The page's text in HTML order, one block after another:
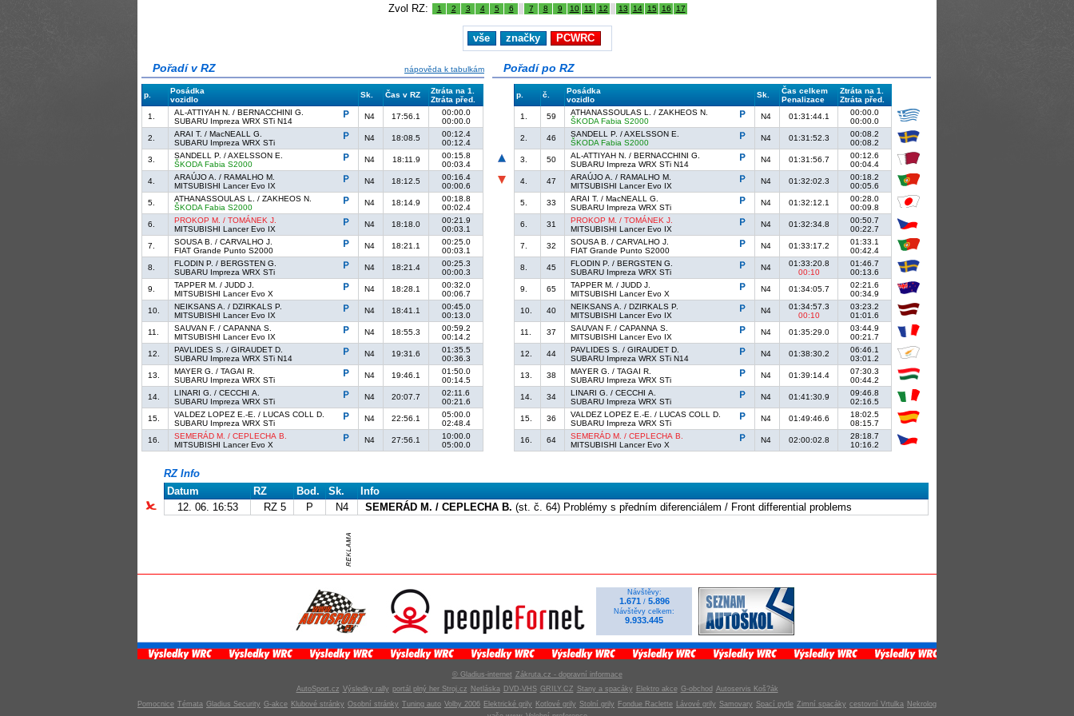
Zvol RZ: 1 2 3 4 5 6 7 8 9 10 11 12 13 14 15 16 17
vše značky PCWRC
Pořadí v RZ nápověda k tabulkám
p.
Posádka
vozidlo
Sk. Čas v RZ
Ztráta na 1.
Ztráta před.
1.
AL-ATTIYAH N. / BERNACCHINI G.
SUBARU Impreza WRX STi N14
N4 17:56.1
00:00.0
00:00.0
2.
ARAI T. / MacNEALL G.
SUBARU Impreza WRX STi
N4 18:08.5
00:12.4
00:12.4
3.
SANDELL P. / AXELSSON E.
ŠKODA Fabia S2000
N4 18:11.9
00:15.8
00:03.4
4.
ARAÚJO A. / RAMALHO M.
MITSUBISHI Lancer Evo IX
N4 18:12.5
00:16.4
00:00.6
5.
ATHANASSOULAS L. / ZAKHEOS N.
ŠKODA Fabia S2000
N4 18:14.9
00:18.8
00:02.4
6.
PROKOP M. / TOMÁNEK J.
MITSUBISHI Lancer Evo IX
N4 18:18.0
00:21.9
00:03.1
7.
SOUSA B. / CARVALHO J.
FIAT Grande Punto S2000
N4 18:21.1
00:25.0
00:03.1
8.
FLODIN P. / BERGSTEN G.
SUBARU Impreza WRX STi
N4 18:21.4
00:25.3
00:00.3
9.
TAPPER M. / JUDD J.
MITSUBISHI Lancer Evo X
N4 18:28.1
00:32.0
00:06.7
10.
NEIKSANS A. / DZIRKALS P.
MITSUBISHI Lancer Evo IX
N4 18:41.1
00:45.0
00:13.0
11.
SAUVAN F. / CAPANNA S.
MITSUBISHI Lancer Evo IX
N4 18:55.3
00:59.2
00:14.2
12.
PAVLIDES S. / GIRAUDET D.
SUBARU Impreza WRX STi N14
N4 19:31.6
01:35.5
00:36.3
13.
MAYER G. / TAGAI R.
SUBARU Impreza WRX STi
N4 19:46.1
01:50.0
00:14.5
14.
LINARI G. / CECCHI A.
SUBARU Impreza WRX STi
N4 20:07.7
02:11.6
00:21.6
15.
VALDEZ LOPEZ E.-E. / LUCAS COLL D.
SUBARU Impreza WRX STi
N4 22:56.1
05:00.0
02:48.4
16.
SEMERÁD M. / CEPLECHA B.
MITSUBISHI Lancer Evo X
N4 27:56.1
10:00.0
05:00.0
Pořadí po RZ
p. č.
Posádka
vozidlo
Sk.
Čas celkem
Penalizace
Ztráta na 1.
Ztráta před.
1.
59
ATHANASSOULAS L. / ZAKHEOS N.
ŠKODA Fabia S2000
N4 01:31:44.1
00:00.0
00:00.0
2.
46
SANDELL P. / AXELSSON E.
ŠKODA Fabia S2000
N4 01:31:52.3
00:08.2
00:08.2
3.
50
AL-ATTIYAH N. / BERNACCHINI G.
SUBARU Impreza WRX STi N14
N4 01:31:56.7
00:12.6
00:04.4
4.
47
ARAÚJO A. / RAMALHO M.
MITSUBISHI Lancer Evo IX
N4 01:32:02.3
00:18.2
00:05.6
5.
33
ARAI T. / MacNEALL G.
SUBARU Impreza WRX STi
N4 01:32:12.1
00:28.0
00:09.8
6.
31
PROKOP M. / TOMÁNEK J.
MITSUBISHI Lancer Evo IX
N4 01:32:34.8
00:50.7
00:22.7
7.
32
SOUSA B. / CARVALHO J.
FIAT Grande Punto S2000
N4 01:33:17.2
01:33.1
00:42.4
8.
45
FLODIN P. / BERGSTEN G.
SUBARU Impreza WRX STi
N4
01:33:20.8
00:10
01:46.7
00:13.6
9.
65
TAPPER M. / JUDD J.
MITSUBISHI Lancer Evo X
N4 01:34:05.7
02:21.6
00:34.9
10.
40
NEIKSANS A. / DZIRKALS P.
MITSUBISHI Lancer Evo IX
N4
01:34:57.3
00:10
03:23.2
01:01.6
11.
37
SAUVAN F. / CAPANNA S.
MITSUBISHI Lancer Evo IX
N4 01:35:29.0
03:44.9
00:21.7
12.
44
PAVLIDES S. / GIRAUDET D.
SUBARU Impreza WRX STi N14
N4 01:38:30.2
06:46.1
03:01.2
13.
38
MAYER G. / TAGAI R.
SUBARU Impreza WRX STi
N4 01:39:14.4
07:30.3
00:44.2
14.
34
LINARI G. / CECCHI A.
SUBARU Impreza WRX STi
N4 01:41:30.9
09:46.8
02:16.5
15.
36
VALDEZ LOPEZ E.-E. / LUCAS COLL D.
SUBARU Impreza WRX STi
N4 01:49:46.6
18:02.5
08:15.7
16.
64
SEMERÁD M. / CEPLECHA B.
MITSUBISHI Lancer Evo X
N4 02:00:02.8
28:18.7
10:16.2
RZ Info
Datum
RZ Bod. Sk.
Info
12. 06. 16:53
RZ 5 P N4 SEMERÁD M. / CEPLECHA B. (st. č. 64) Problémy s předním diferenciálem / Front differential problems
Návštěvy:
1.671 / 5.896
Návštěvy celkem:
9.933.445
© Gladius-internet Zákruta.cz - dopravní informace
AutoSport.cz Výsledky rally portál plný her Stroj.cz Netláska DVD-VHS GRILY.CZ Stany a spacáky Elektro akce G-obchod Autoservis Koš?ák
Pomocnice Témata Gladius Security G-akce Klubové stránky Osobní stránky Tuning auto Volby 2006 Elektrické grily Kotlové grily Stolní grily Fondue Raclette Lávové grily Samovary Spací pytle Zimní spacáky cestovní Vrtulka Nekrolog